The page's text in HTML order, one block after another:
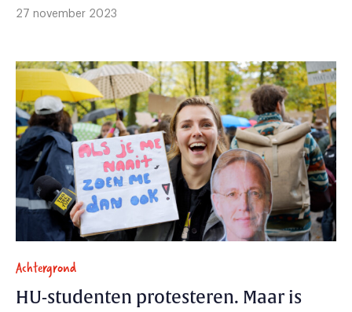
27 november 2023
Achtergrond
HU-studenten protesteren. Maar is